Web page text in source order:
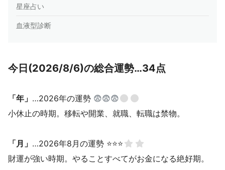
星座占い
血液型診断
今日(2026/8/6)の総合運勢…34点
「年」 …2026年の運勢 😨😨😨
小休止の時期。移転や開業、就職、転職は禁物。
「月」 …2026年8月の運勢 ⭐⭐⭐
財運が強い時期。やることすべてがお金になる絶好期。